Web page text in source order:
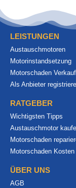
LEISTUNGEN
Austauschmotoren
Motorinstandsetzung
Motorschaden Verkauf
Als Anbieter
RATGEBER
Wichtigsten Tipps
Austauschmotor
Motorschaden
Motorschaden Kosten
ÜBER UNS
AGB